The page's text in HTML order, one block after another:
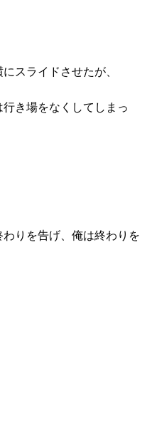
スライド させたが、
行き場をなくしてしまっ
りを告げ、俺は終わりを